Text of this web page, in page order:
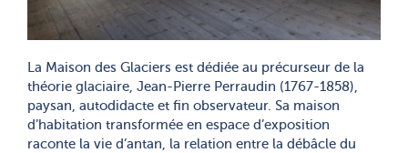
La Maison des Glaciers est dédiée au précurseur de la
théorie glaciaire, Jean-Pierre Perraudin (1767-1858),
paysan, autodidacte et fin observateur. Sa maison
d’habitation transformée en espace d’exposition
raconte la vie d’antan, la relation entre la débâcle du